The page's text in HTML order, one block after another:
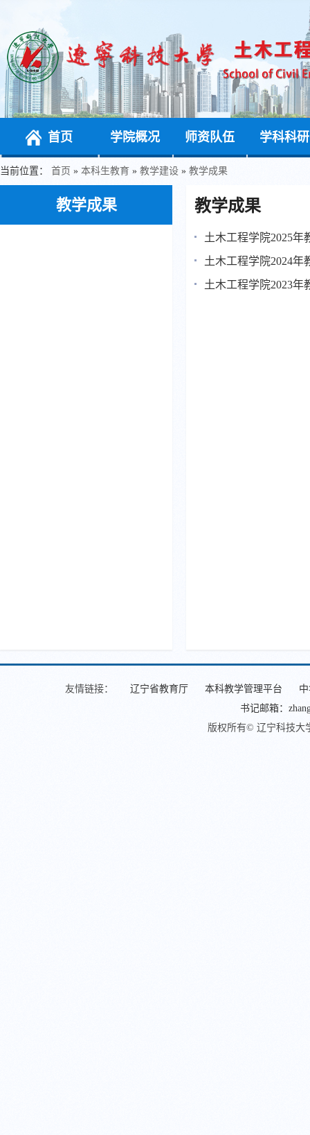
首页 学院概况 师资队伍 学科科研
当前位置： 首页 » 本科生教育 » 教学建设 » 教学成果
教学成果 教学成果
土木工程学院2025年
土木工程学院2024年
土木工程学院2023年
友情链接： 辽宁省教育厅 本科教学管理平台
书记邮箱：
版权所有© 辽宁科技大